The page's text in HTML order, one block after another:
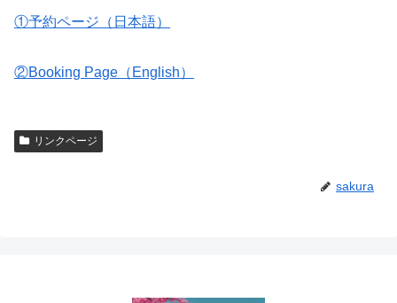
①予約ページ（日本語）
②Booking Page（English）
リンクページ
sakura